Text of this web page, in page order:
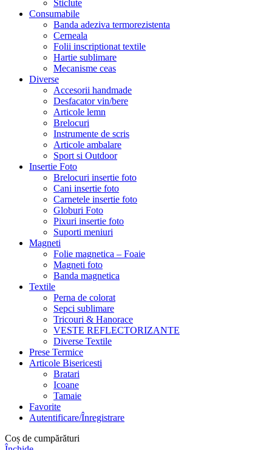
Sticlute
Consumabile
Banda adeziva termorezistenta
Cerneala
Folii inscriptionat textile
Hartie sublimare
Mecanisme ceas
Diverse
Accesorii handmade
Desfacator vin/bere
Articole lemn
Brelocuri
Instrumente de scris
Articole ambalare
Sport si Outdoor
Insertie Foto
Brelocuri insertie foto
Cani insertie foto
Carnetele insertie foto
Globuri Foto
Pixuri insertie foto
Suporti meniuri
Magneti
Folie magnetica – Foaie
Magneti foto
Banda magnetica
Textile
Perna de colorat
Sepci sublimare
Tricouri & Hanorace
VESTE REFLECTORIZANTE
Diverse Textile
Prese Termice
Articole Bisericesti
Bratari
Icoane
Tamaie
Favorite
Autentificare/Înregistrare
Coș de cumpărături